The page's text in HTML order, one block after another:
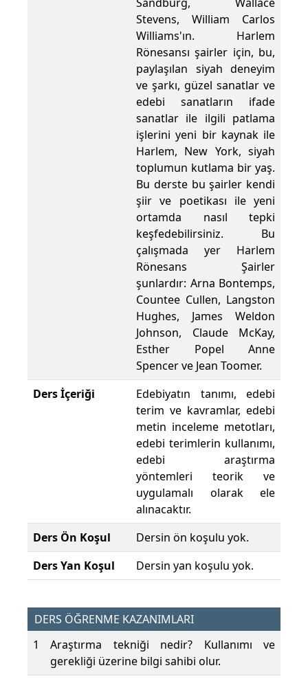
Stevens, William Carlos
Williams'ın. Harlem
Rönesansı şairler için, bu,
paylaşılan siyah deneyim
ve şarkı, güzel sanatlar ve
edebi sanatların ifade
sanatlar ile ilgili patlama
işlerini yeni bir kaynak ile
Harlem, New York, siyah
toplumun kutlama bir yaş.
Bu derste bu şairler kendi
şiir ve poetikası ile yeni
ortamda nasıl tepki
keşfedebilirsiniz. Bu
çalışmada yer Harlem
Rönesans Şairler
şunlardır: Arna Bontemps,
Countee Cullen, Langston
Hughes, James Weldon
Johnson, Claude McKay,
Esther Popel Anne
Spencer ve Jean Toomer.
Ders İçeriği
Edebiyatın tanımı, edebi
terim ve kavramlar, edebi
metin inceleme metotları,
edebi terimlerin kullanımı,
edebi araştırma
yöntemleri teorik ve
uygulamalı olarak ele
alınacaktır.
Ders Ön Koşul
Dersin ön koşulu yok.
Ders Yan Koşul
Dersin yan koşulu yok.
DERS ÖĞRENME KAZANIMLARI
1
Araştırma tekniği nedir? Kullanımı ve
gerekliği üzerine bilgi sahibi olur.